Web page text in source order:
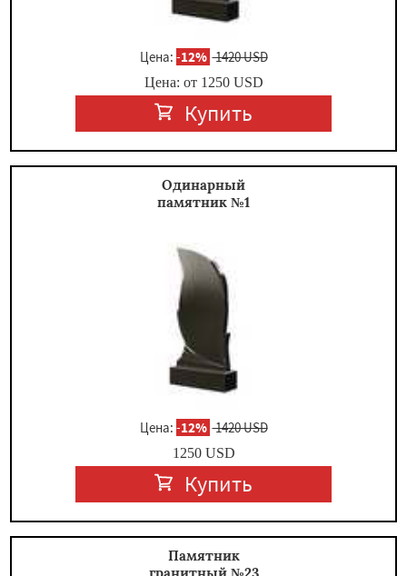
Цена: -12% 1420 USD
Цена: от 1250USD
Купить
Одинарный
памятник №1
Цена: -12% 1420 USD
1250USD
Купить
Памятник
гранитный №23
Даю согласие на обработку персональных данных